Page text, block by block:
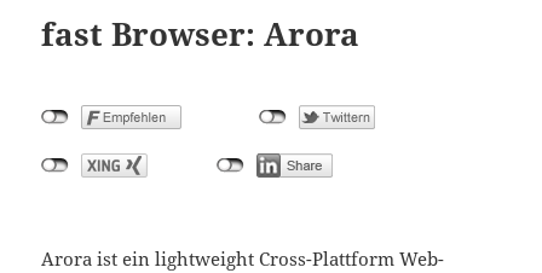
fast Browser: Arora
Arora ist ein lightweight Cross-Plattform Web-